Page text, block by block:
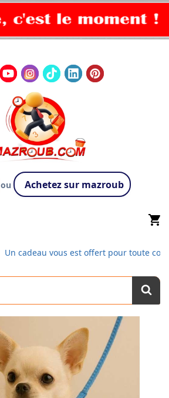
ou Achetez sur mazroub
shopping_cart
Un cadeau vous est offert pour toute